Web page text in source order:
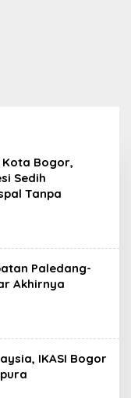
Bogor,
Sedih
Tanpa
Paledang-
Akhirnya
IKASI Bogor